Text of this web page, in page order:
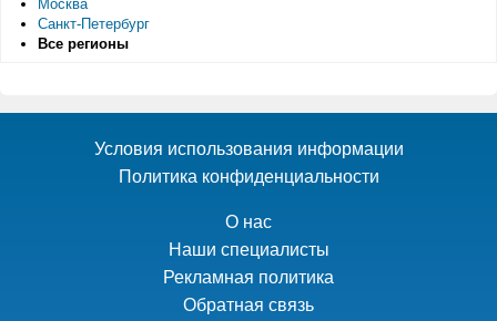
Москва
Санкт-Петербург
Все регионы
Условия использования информации
Политика конфиденциальности
О нас
Наши специалисты
Рекламная политика
Обратная связь